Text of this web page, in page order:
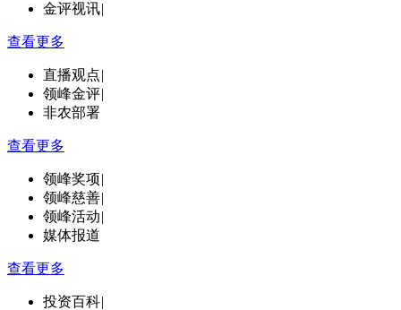
金评视讯|
查看更多
直播观点|
领峰金评|
非农部署
查看更多
领峰奖项|
领峰慈善|
领峰活动|
媒体报道
查看更多
投资百科|